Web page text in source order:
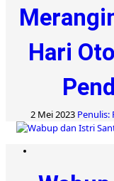
Hari
2 Mei 2023 Penulis: